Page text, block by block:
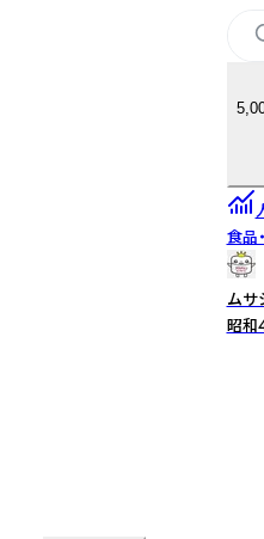
食品
ムサ
昭和